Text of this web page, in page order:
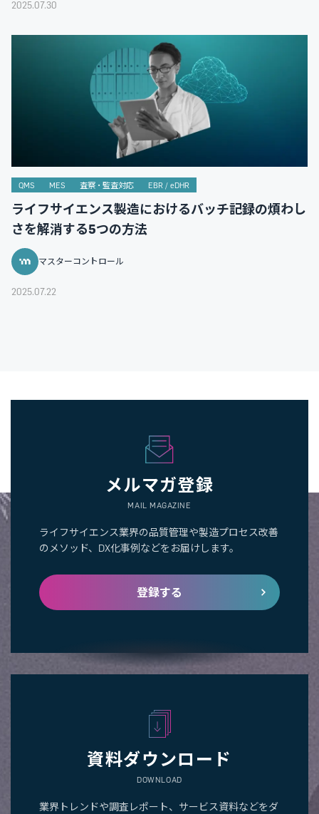
2025.07.30
QMS MES 査察・監査対応 EBR / eDHR
ライフサイエンス製造におけるバッチ記録の煩わし
さを解消する5つの方法
マスターコントロール
2025.07.22
メルマガ登録
MAIL MAGAZINE
ライフサイエンス業界の品質管理や製造プロセス改善
のメソッド、DX化事例などをお届けします。
登録する
資料ダウンロード
DOWNLOAD
業界トレンドや調査レポート、サービス資料などをダ